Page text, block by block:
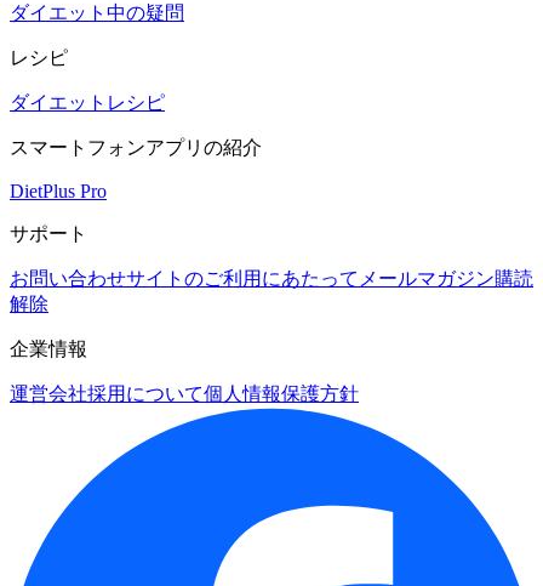
ダイエット中の疑問
レシピ
ダイエットレシピ
スマートフォンアプリの紹介
DietPlus Pro
サポート
お問い合わせサイトのご利用にあたって メールマガジン購読
解除
企業情報
運営会社採用について個人情報保護方針